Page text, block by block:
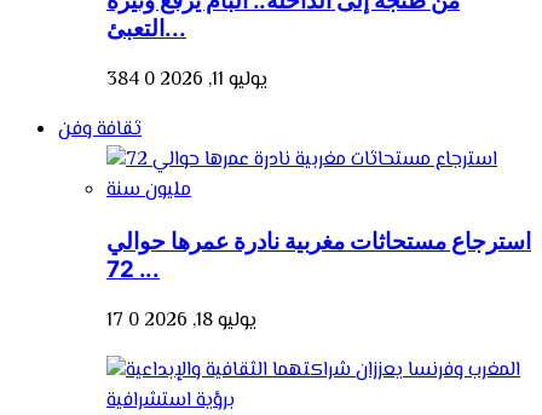
التعبئ...
يوليو 11, 2026 0
384
ثقافة وفن
استرجاع مستحاثات مغربية نادرة عمرها حوالي
72 ...
يوليو 18, 2026 0
17